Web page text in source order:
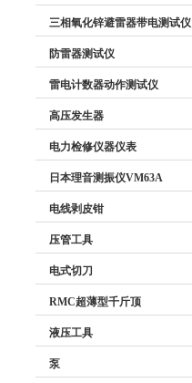
三相氧化锌避雷器带电测试仪
防雷器测试仪
雷电计数器动作测试仪
高压发生器
电力检修仪器仪表
日本理音测振仪VM63A
电线剥皮钳
压管工具
电式切刀
RMC超薄型千斤顶
液压工具
泵